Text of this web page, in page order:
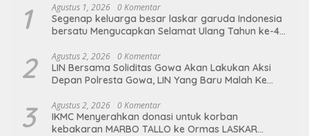
1 Agustus 1, 2026 0 Komentar
Segenap keluarga besar laskar garuda Indonesia
bersatu Mengucapkan Selamat Ulang Tahun ke-44
2 Agustus 2, 2026 0 Komentar
LIN Bersama Soliditas Gowa Akan Lakukan Aksi
Depan Polresta Gowa, LIN Yang Baru Malah Ke
3 Agustus 2, 2026 0 Komentar
IKMC Menyerahkan donasi untuk korban
kebakaran MARBO TALLO ke Ormas LASKAR